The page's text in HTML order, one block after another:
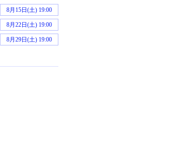
8月15日(土) 19:00
8月22日(土) 19:00
8月29日(土) 19:00